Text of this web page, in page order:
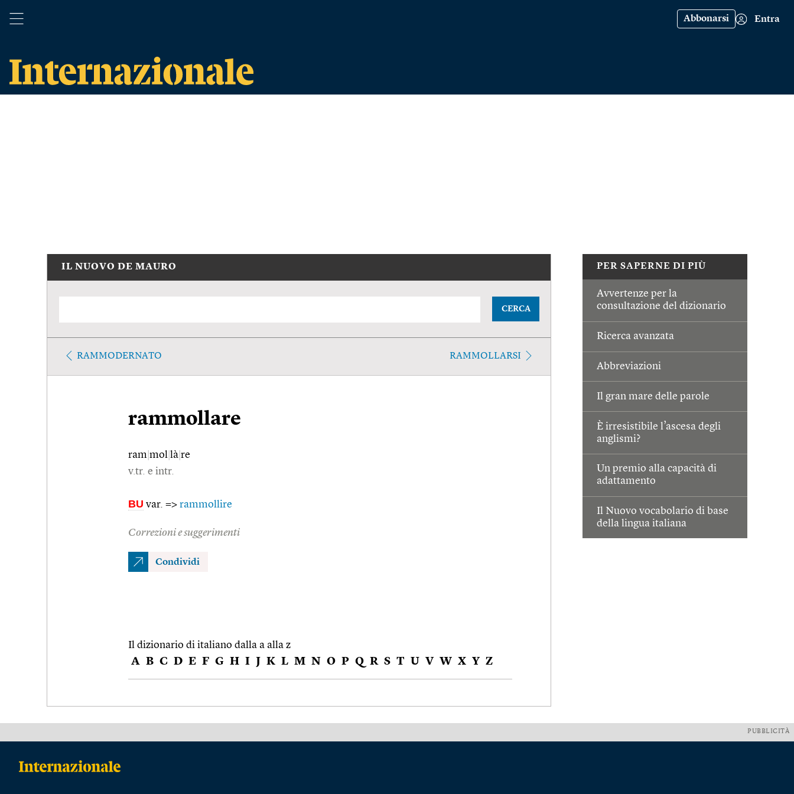
Abbonarsi Entra
PER SAPERNE DI PIÙ
Avvertenze per la
consultazione del dizionario
Ricerca avanzata
Abbreviazioni
Il gran mare delle parole
È irresistibile l’ascesa degli
anglismi?
Un premio alla capacità di
adattamento
Il Nuovo vocabolario di base
della lingua italiana
IL NUOVO DE MAURO
CERCA
RAMMODERNATO RAMMOLLARSI
rammollare
ram mol là re
v.tr. e intr.
BU var. => rammollire
Correzioni e suggerimenti
Condividi
Il dizionario di italiano dalla a alla z
A B C D E F G H I J K L M N O P Q R S T U V W X Y Z
PUBBLICITÀ